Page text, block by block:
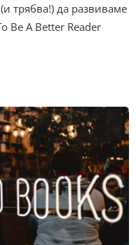
трябва!) да развиваме
Be A Better Reader